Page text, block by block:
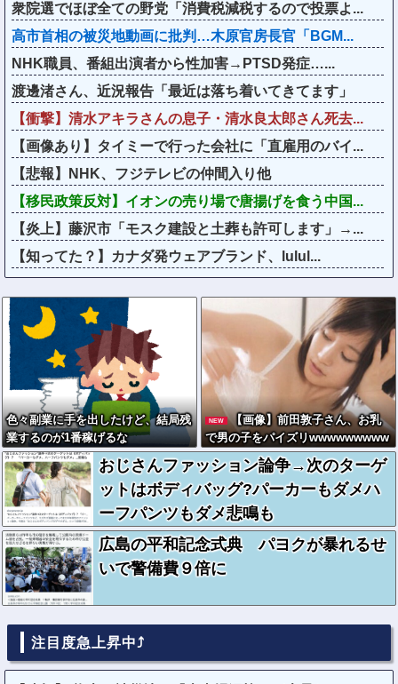
衆院選でほぼ全ての野党「消費税減税するので投票よ...
高市首相の被災地動画に批判…木原官房長官「BGM...
NHK職員、番組出演者から性加害→PTSD発症…...
渡邊渚さん、近況報告「最近は落ち着いてきてます」
【衝撃】清水アキラさんの息子・清水良太郎さん死去...
【画像あり】タイミーで行った会社に「直雇用のバイ...
【悲報】NHK、フジテレビの仲間入り他
【移民政策反対】イオンの売り場で唐揚げを食う中国...
【炎上】藤沢市「モスク建設と土葬も許可します」→...
【知ってた？】カナダ発ウェアブランド、lulul...
色々副業に手を出したけど、結局残
業するのが1番稼げるな
NEW
【画像】前田敦子さん、お乳
で男の子をパイズリwwwwwwwww
おじさんファッション論争→次のターゲ
ットはボディバッグ?パーカーもダメハ
ーフパンツもダメ悲鳴も
広島の平和記念式典 パヨクが暴れるせ
いで警備費９倍に
注目度急上昇中⤴